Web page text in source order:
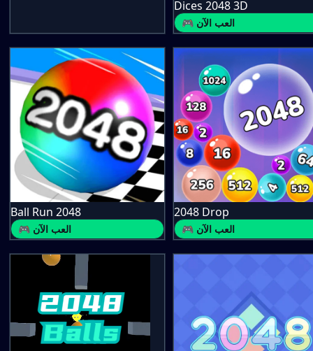
Dices 2048 3D
🎮 العب الآن
Ball Run 2048
🎮 العب الآن
2048 Drop
🎮 العب الآن